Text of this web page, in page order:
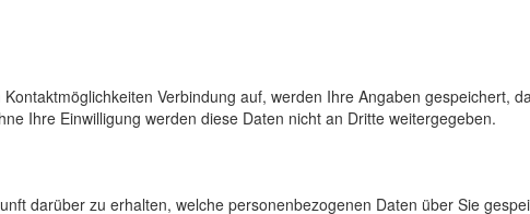
Verbindung auf, werden Ihre Angaben gespeichert,
Ihre Einwilligung werden diese Daten nicht an Dritte weitergegeben.
darüber zu erhalten, welche personenbezogenen Daten über Sie